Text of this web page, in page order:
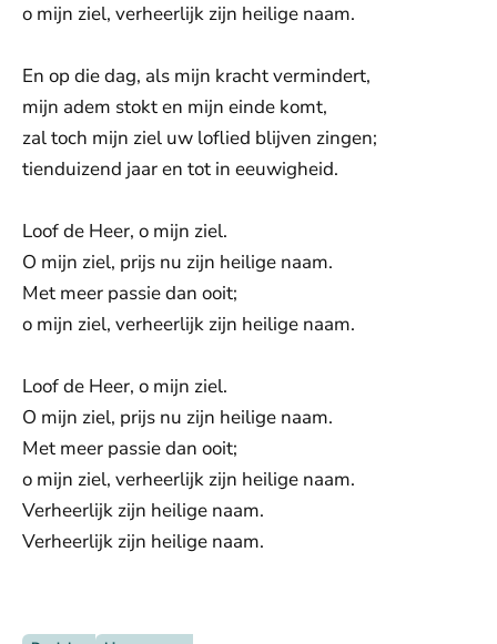
o mijn ziel, verheerlijk zijn heilige naam.
En op die dag, als mijn kracht vermindert,
mijn adem stokt en mijn einde komt,
zal toch mijn ziel uw loflied blijven zingen;
tienduizend jaar en tot in eeuwigheid.
Loof de Heer, o mijn ziel.
O mijn ziel, prijs nu zijn heilige naam.
Met meer passie dan ooit;
o mijn ziel, verheerlijk zijn heilige naam.
Loof de Heer, o mijn ziel.
O mijn ziel, prijs nu zijn heilige naam.
Met meer passie dan ooit;
o mijn ziel, verheerlijk zijn heilige naam.
Verheerlijk zijn heilige naam.
Verheerlijk zijn heilige naam.